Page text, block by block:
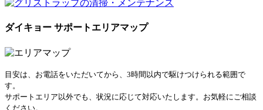
ダイキョー サポートエリアマップ
目安は、お電話をいただいてから、3時間以内で駆けつけられる範囲で
す。
サポートエリア以外でも、状況に応じて対応いたします。お気軽にご相談
ください。